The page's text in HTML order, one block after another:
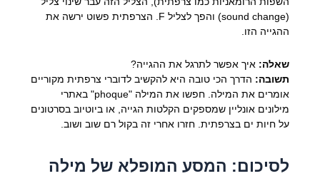
(sound change) והפך לצליל F. הצרפתית פשוט ירשה את
ההגייה הזו.
שאלה: איך אפשר לתרגל את ההגייה?
תשובה: הדרך הכי טובה היא להקשיב לדוברי צרפתית מקוריים
אומרים את המילה. חפשו את המילה "phoque" באתרי
מילונים אונליין שמספקים הקלטות הגייה, או ביוטיוב בסרטונים
על חיות ים בצרפתית. חזרו אחרי זה בקול רם שוב ושוב.
לסיכום: המסע המופלא של מילה